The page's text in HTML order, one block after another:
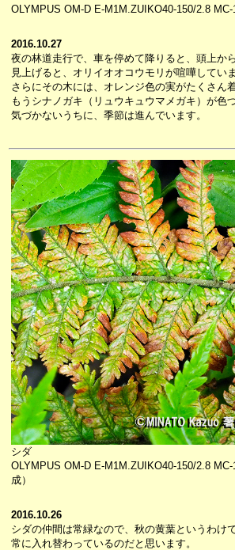
OLYMPUS OM-D E-M1M.ZUIKO40-150/2.8
2016.10.27
夜の林道走行で、車を停めて降りると、頭上か
見上げると、オリイオオコウモリが喧嘩していま
さらにその木には、オレンジ色の実がたくさん
もうシナノガキ（リュウキュウマメガキ）が色
気づかないうちに、季節は進んでいます。
シダ
OLYMPUS OM-D E-M1M.ZUIKO40-150/2.8
成）
2016.10.26
シダの仲間は常緑なので、秋の黄葉というわけ
常に入れ替わっているのだと思います。